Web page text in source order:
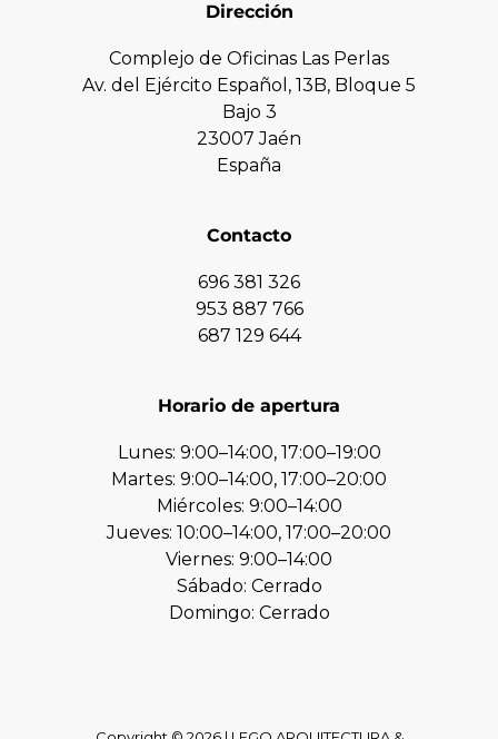
Dirección
Complejo de Oficinas Las Perlas
Av. del Ejército Español, 13B, Bloque 5
Bajo 3
23007 Jaén
España
Contacto
696 381 326
953 887 766
687 129 644
Horario de apertura
Lunes: 9:00–14:00, 17:00–19:00
Martes: 9:00–14:00, 17:00–20:00
Miércoles: 9:00–14:00
Jueves: 10:00–14:00, 17:00–20:00
Viernes: 9:00–14:00
Sábado: Cerrado
Domingo: Cerrado